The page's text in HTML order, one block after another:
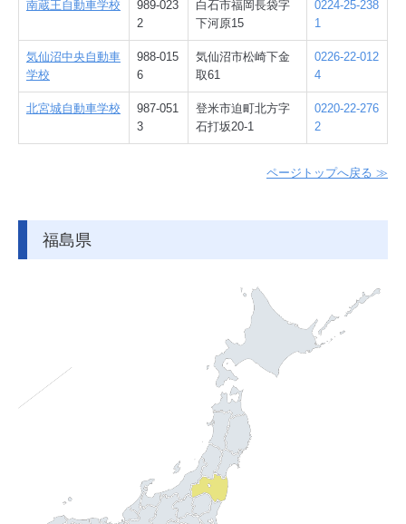
南蔵王自動車学校
989-023
2
白石市福岡長袋字
下河原15
0224-25-238
1
気仙沼中央自動車
学校
988-015
6
気仙沼市松崎下金
取61
0226-22-012
4
北宮城自動車学校
987-051
3
登米市迫町北方字
石打坂20-1
0220-22-276
2
ページトップへ戻る ≫
福島県